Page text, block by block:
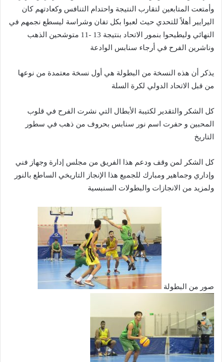
وأمتعت المتابعين لتقارب النتيجة واحتدام التنافس وكعادتهم كان
اليرايير أهلاً للتحدي حيث لعبوا بكل تفان وشراسة ليسطع نجمهم في
النهائي وليطيحوا بنمور الاتحاد بنتيجة 13 -11 متوشحين الذهب
وناشرين الفرح في أرجاء سنابس الوادعة
يذكر أن هذه النسخة من البطولة هي أول نسخة معتمدة من نوعها
من قبل الاتحاد الدولي لكرة السلة
كل الشكر والتقدير لكتيبة الأبطال التي نشرت الفرح في قلوب
المحبين و حفرت اسم نور سنابس بحروف من ذهب في سطور
التاريخ
كل الشكر لمن وقف ودعم هذا الفريق من مجلس إدارة وجهاز فني
وإداري وجماهير ومبارك للجميع هذا الإنجاز التاريخي الساطع بالنور
ولمزيد من الانجازات والبطولات السنبسية
صور من البطولة